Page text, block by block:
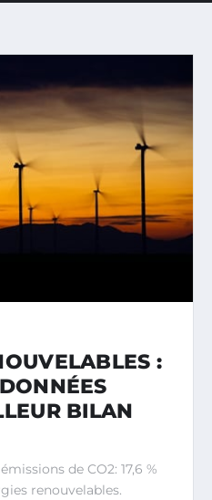
:
BILAN
de CO2: 17,6 %
renouvelables.